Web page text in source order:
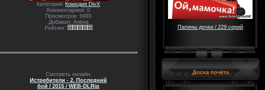
Категория: Комедия DivX
Комментариев: 0
Просмотров: 9493
Добавил: Алёна
Рейтинг:
Смотреть онлайн:
Истребители - 2. Последний
бой / 2015 / WEB-DLRip
Папины дочки / 229 серий
Доска почёта